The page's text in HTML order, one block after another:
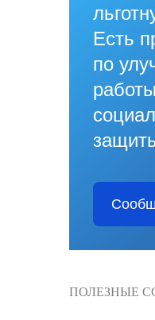
Есть
по
ПОЛЕЗНЫЕ